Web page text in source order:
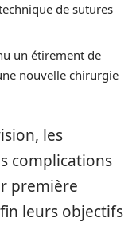
de sutures
un étirement de
nouvelle chirurgie
les
complications
première
leurs objectifs